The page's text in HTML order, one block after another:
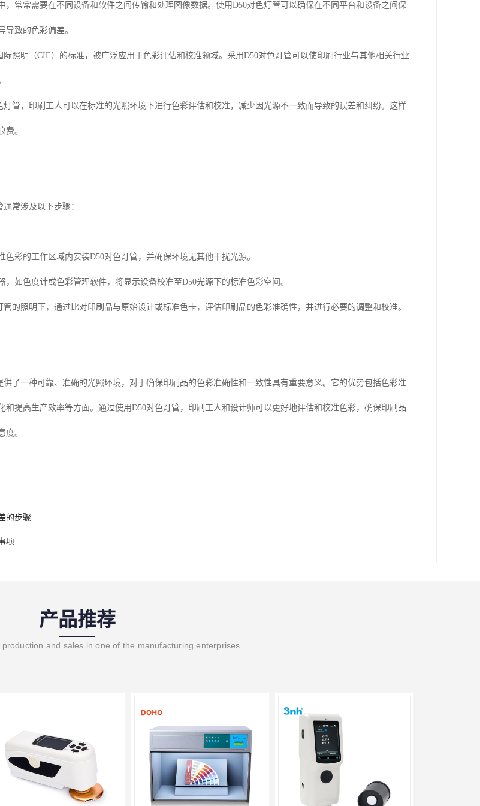
，常常需要在不同设备和软件之间传输和处理图像数据。使用D50对色灯管可以确保在不同平台和设备之间保
导致的色彩偏差。
际照明（CIE）的标准，被广泛应用于色彩评估和校准领域。采用D50对色灯管可以使印刷行业与其他相关行业
灯管，印刷工人可以在标准的光照环境下进行色彩评估和校准，减少因光源不一致而导致的误差和纠纷。这样
费。
通常涉及以下步骤：
色彩的工作区域内安装D50对色灯管，并确保环境无其他干扰光源。
，如色度计或色彩管理软件，将显示设备校准至D50光源下的标准色彩空间。
管的照明下，通过比对印刷品与原始设计或标准色卡，评估印刷品的色彩准确性，并进行必要的调整和校准。
供了一种可靠、准确的光照环境，对于确保印刷品的色彩准确性和一致性具有重要意义。它的优势包括色彩准
和提高生产效率等方面。通过使用D50对色灯管，印刷工人和设计师可以更好地评估和校准色彩，确保印刷品
度。
的步骤
项
产品推荐
and sales in one of the manufacturing enterprises